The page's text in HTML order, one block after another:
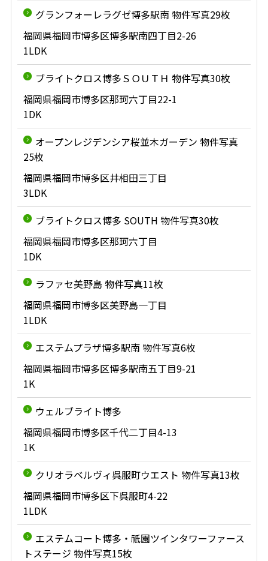
グランフォーレラグゼ博多駅南 物件写真29枚
福岡県福岡市博多区博多駅南四丁目2-26
1LDK
ブライトクロス博多ＳＯＵＴＨ 物件写真30枚
福岡県福岡市博多区那珂六丁目22-1
1DK
オープンレジデンシア桜並木ガーデン 物件写真
25枚
福岡県福岡市博多区井相田三丁目
3LDK
ブライトクロス博多 SOUTH 物件写真30枚
福岡県福岡市博多区那珂六丁目
1DK
ラファセ美野島 物件写真11枚
福岡県福岡市博多区美野島一丁目
1LDK
エステムプラザ博多駅南 物件写真6枚
福岡県福岡市博多区博多駅南五丁目9-21
1K
ウェルブライト博多
福岡県福岡市博多区千代二丁目4-13
1K
クリオラベルヴィ呉服町ウエスト 物件写真13枚
福岡県福岡市博多区下呉服町4-22
1LDK
エステムコート博多・祇園ツインタワーファース
トステージ 物件写真15枚